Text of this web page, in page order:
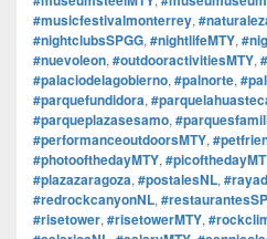
#musicfestivalmonterrey,
#nightclubsSPGG, #nightlifeMTY,
#nuevoleon, #outdooractivitiesMTY,
#palaciodelagobierno, #palnorte,
#parquefundidora,
#parqueplazasesamo,
#performanceoutdoorsMTY,
#photoofthedayMTY,
#plazazaragoza, #postalesNL,
#redrockcanyonNL,
#risetower, #risetowerMTY,